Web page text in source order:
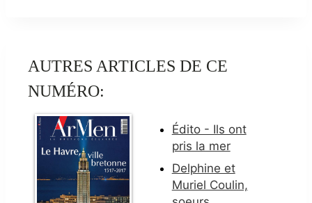
AUTRES ARTICLES DE CE
NUMÉRO:
Édito - Ils ont
pris la mer
Delphine et
Muriel Coulin,